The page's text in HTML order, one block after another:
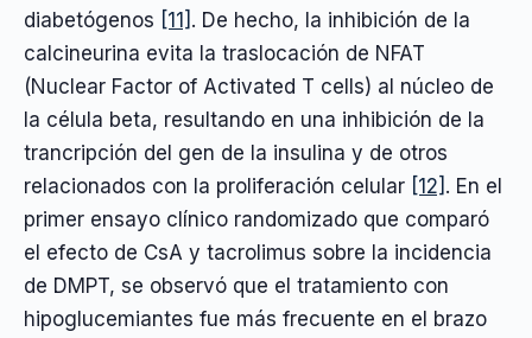
diabetógenos [11] . De hecho, la inhibición de la
calcineurina evita la traslocación de NFAT
(Nuclear Factor of Activated T cells) al núcleo de
la célula beta, resultando en una inhibición de la
trancripción del gen de la insulina y de otros
relacionados con la proliferación celular [12] . En el
primer ensayo clínico randomizado que comparó
el efecto de CsA y tacrolimus sobre la incidencia
de DMPT, se observó que el tratamiento con
hipoglucemiantes fue más frecuente en el brazo